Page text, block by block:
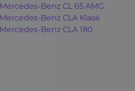
Mercedes-Benz CL 65 AMG
Mercedes-Benz CLA Klasė
Mercedes-Benz CLA 180